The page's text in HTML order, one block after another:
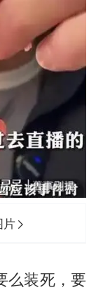
片
么装死，要